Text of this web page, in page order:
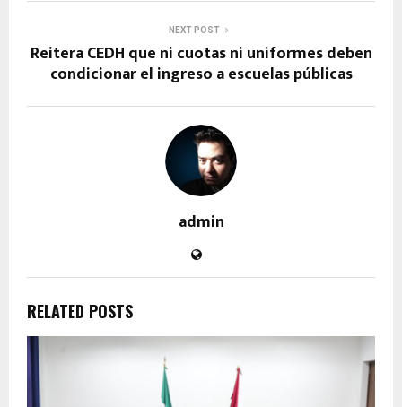
NEXT POST
Reitera CEDH que ni cuotas ni uniformes deben
condicionar el ingreso a escuelas públicas
admin
RELATED POSTS